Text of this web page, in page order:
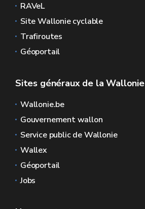
RAVeL
Site Wallonie cyclable
Trafiroutes
Géoportail
Sites généraux de la Wallonie
Wallonie.be
Gouvernement wallon
Service public de Wallonie
Wallex
Géoportail
Jobs